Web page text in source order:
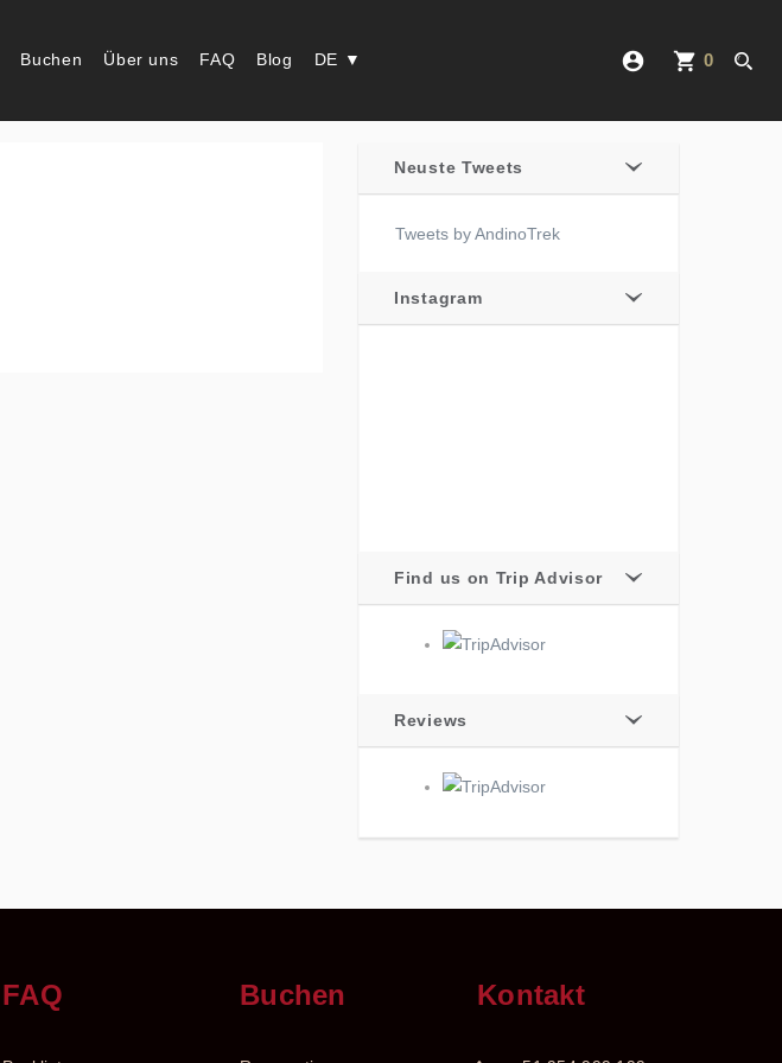
Buchen Über uns FAQ Blog DE ▼ account_circle shopping_cart 0
Neuste Tweets
Tweets by AndinoTrek
Instagram
Find us on Trip Advisor
Reviews
FAQ Buchen Kontakt